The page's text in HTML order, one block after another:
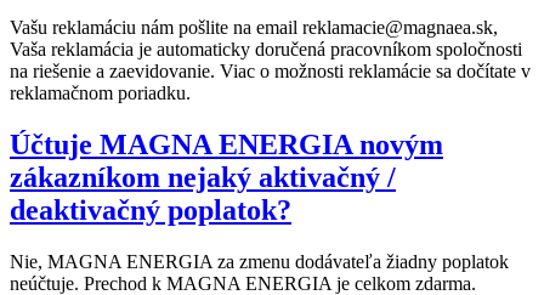
Vašu reklamáciu nám pošlite na email reklamacie@magnaea.sk,
Vaša reklamácia je automaticky doručená pracovníkom spoločnosti
na riešenie a zaevidovanie. Viac o možnosti reklamácie sa dočítate v
reklamačnom poriadku.
Účtuje MAGNA ENERGIA novým
zákazníkom nejaký aktivačný /
deaktivačný poplatok?
Nie, MAGNA ENERGIA za zmenu dodávateľa žiadny poplatok
neúčtuje. Prechod k MAGNA ENERGIA je celkom zdarma.